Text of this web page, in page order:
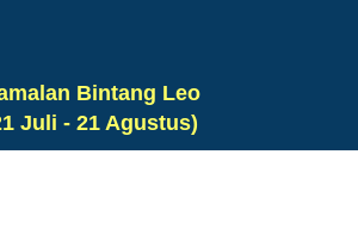
Bintang Leo
Juli - 21 Agustus)